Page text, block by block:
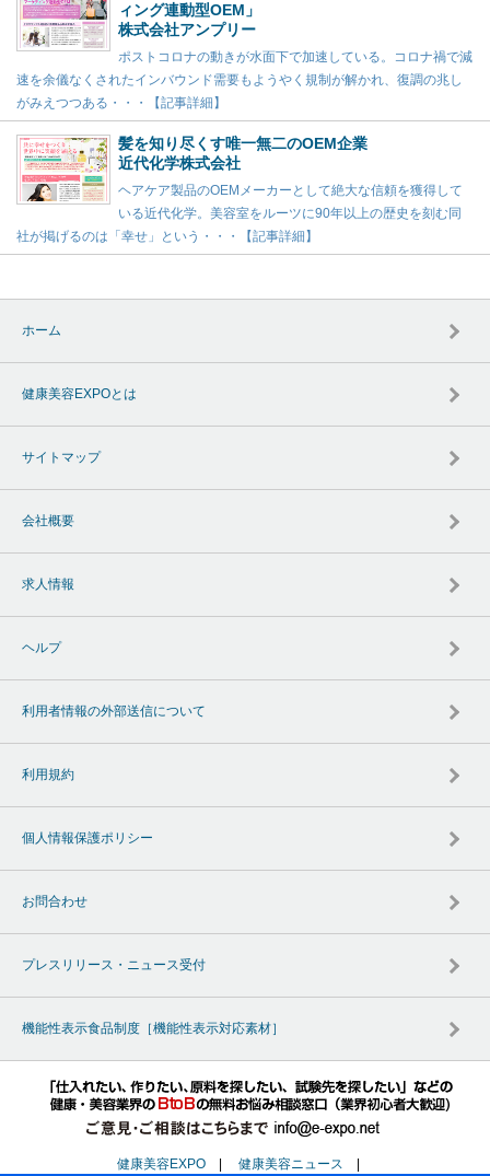
ィング連動型OEM」
株式会社アンプリー
ポストコロナの動きが水面下で加速している。コロナ禍で減
速を余儀なくされたインバウンド需要もようやく規制が解かれ、復調の兆し
がみえつつある・・・【記事詳細】
髪を知り尽くす唯一無二のOEM企業
近代化学株式会社
ヘアケア製品のOEMメーカーとして絶大な信頼を獲得して
いる近代化学。美容室をルーツに90年以上の歴史を刻む同
社が掲げるのは「幸せ」という・・・【記事詳細】
ホーム
健康美容EXPOとは
サイトマップ
会社概要
求人情報
ヘルプ
利用者情報の外部送信について
利用規約
個人情報保護ポリシー
お問合わせ
プレスリリース・ニュース受付
機能性表示食品制度［機能性表示対応素材］
健康美容EXPO 健康美容ニュース